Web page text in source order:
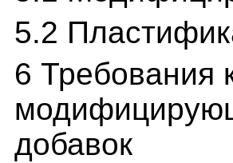
5.2
6 Требования
добавок